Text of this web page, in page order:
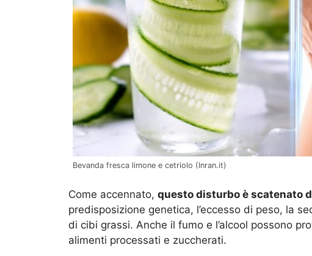
Bevanda fresca limone e cetriolo (Inran.it)
Come accennato, questo disturbo è scatenato
predisposizione genetica, l’eccesso di peso, la
di cibi grassi. Anche il fumo e l’alcool possono
alimenti processati e zuccherati.